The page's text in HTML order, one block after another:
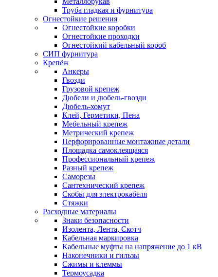
Труба гладкая и фурнитура
Огнестойкие решения
Огнестойкие коробки
Огнестойкие проходки
Огнестойкий кабельный короб
СИП фурнитура
Крепёж
Анкеры
Гвозди
Грузовой крепеж
Дюбели и дюбель-гвозди
Дюбель-хомут
Клей, Герметики, Пена
Мебельный крепеж
Метрический крепеж
Перфорированные монтажные детали
Площадка самоклеящаяся
Профессиональный крепеж
Разный крепеж
Саморезы
Сантехнический крепеж
Скобы для электрокабеля
Стяжки
Расходные материалы
Знаки безопасности
Изолента, Лента, Скотч
Кабельная маркировка
Кабельные муфты на напряжение до 1 кВ
Наконечники и гильзы
Сжимы и клеммы
Термоусадка